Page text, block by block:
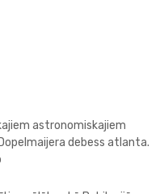
astronomiskajiem
debess atlanta.